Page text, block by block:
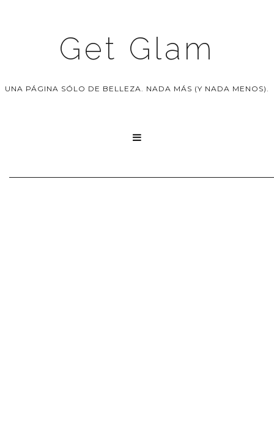
Get Glam
UNA PÁGINA SÓLO DE BELLEZA. NADA MÁS (Y NADA MENOS).
